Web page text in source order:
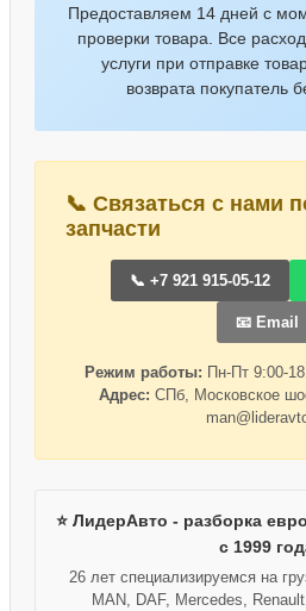
Предоставляем 14 дней с
проверки товара. Все
услуги при отправке
возврата покупатель
📞 Связаться с нами
запчасти
📞 +7 921 915-05-12
📧 Email
Режим работы: Пн-Пт 9:00-
Адрес: СПб, Московское
⭐ ЛидерАвто - разборка
с 1999
26 лет специализируемся на
MAN, DAF, Mercedes,